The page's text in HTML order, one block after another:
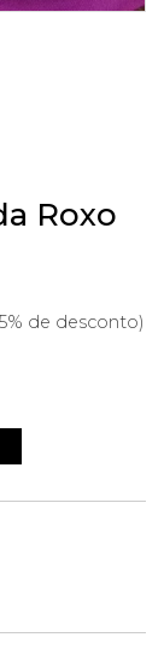
Roxo
de desconto)